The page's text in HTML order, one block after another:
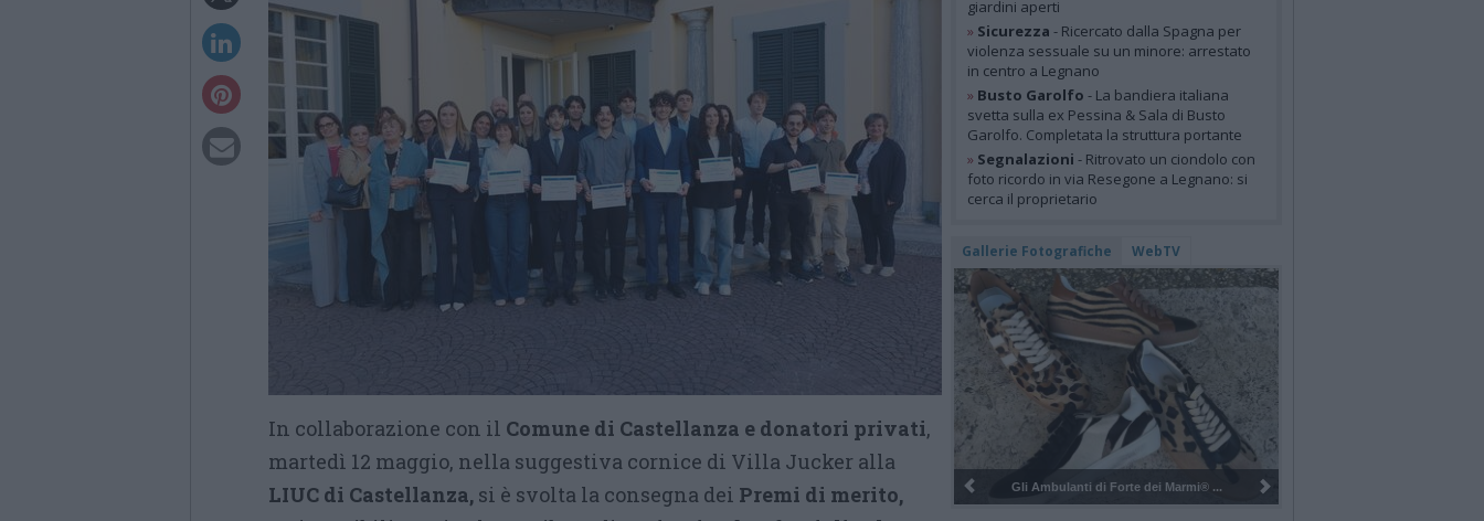
In collaborazione con il Comune di Castellanza e donatori privati,
martedì 12 maggio, nella suggestiva cornice di Villa Jucker alla
LIUC di Castellanza, si è svolta la consegna dei Premi di merito,
giardini aperti
» Sicurezza - Ricercato dalla Spagna per
violenza sessuale su un minore: arrestato
in centro a Legnano
» Busto Garolfo - La bandiera italiana
svetta sulla ex Pessina & Sala di Busto
Garolfo. Completata la struttura portante
» Segnalazioni - Ritrovato un ciondolo con
foto ricordo in via Resegone a Legnano: si
cerca il proprietario
Gallerie Fotografiche WebTV
Pulizia del bosco del Rugareto a ...